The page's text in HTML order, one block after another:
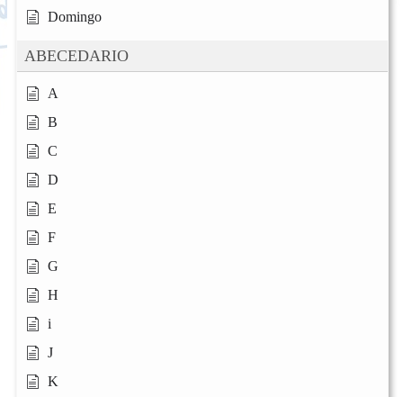
Domingo
ABECEDARIO
A
B
C
D
E
F
G
H
i
J
K